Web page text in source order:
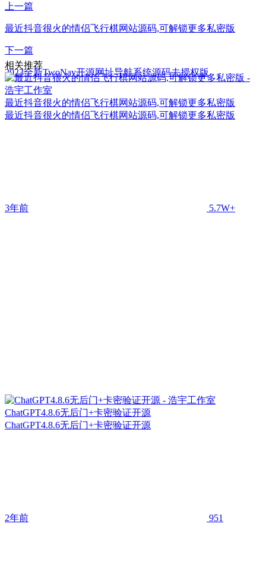
上一篇
最近抖音很火的情侣飞行棋网站源码,可解锁更多私密版
下一篇
2023全新TwoNav开源网址导航系统源码去授权版
相关推荐
最近抖音很火的情侣飞行棋网站源码,可解锁更多私密版
最近抖音很火的情侣飞行棋网站源码,可解锁更多私密版
3年前 5.7W+
ChatGPT4.8.6无后门+卡密验证开源
ChatGPT4.8.6无后门+卡密验证开源
2年前 951